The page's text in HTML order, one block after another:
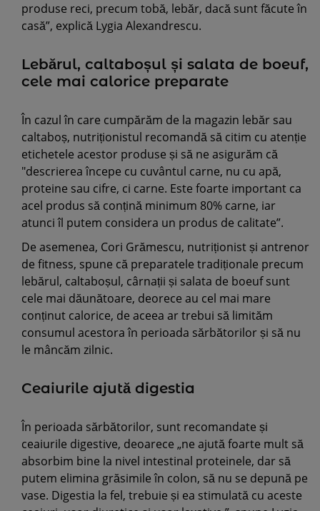
produse reci, precum tobă, lebăr, dacă sunt făcute în
casă”, explică Lygia Alexandrescu.
Lebărul, caltaboșul și salata de boeuf,
cele mai calorice preparate
În cazul în care cumpărăm de la magazin lebăr sau
caltaboș, nutriționistul recomandă să citim cu atenție
etichetele acestor produse și să ne asigurăm că
"descrierea începe cu cuvântul carne, nu cu apă,
proteine sau cifre, ci carne. Este foarte important ca
acel produs să conțină minimum 80% carne, iar
atunci îl putem considera un produs de calitate”.
De asemenea, Cori Grămescu, nutriționist și antrenor
de fitness, spune că preparatele tradiționale precum
lebărul, caltaboșul, cârnații și salata de boeuf sunt
cele mai dăunătoare, deorece au cel mai mare
conținut calorice, de aceea ar trebui să limităm
consumul acestora în perioada sărbătorilor și să nu
le mâncăm zilnic.
Ceaiurile ajută digestia
În perioada sărbătorilor, sunt recomandate și
ceaiurile digestive, deoarece „ne ajută foarte mult să
absorbim bine la nivel intestinal proteinele, dar să
putem elimina grăsimile în colon, să nu se depună pe
vase. Digestia la fel, trebuie și ea stimulată cu aceste